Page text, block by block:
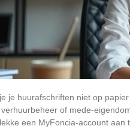
je huurafschriften niet op
of mede-
een MyFoncia-account aan